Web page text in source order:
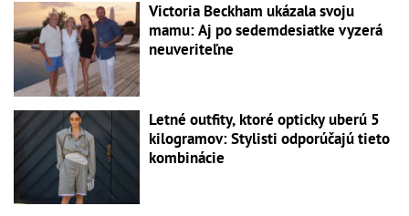
Victoria Beckham ukázala svoju
mamu: Aj po sedemdesiatke vyzerá
neuveriteľne
Letné outfity, ktoré opticky uberú 5
kilogramov: Stylisti odporúčajú tieto
kombinácie